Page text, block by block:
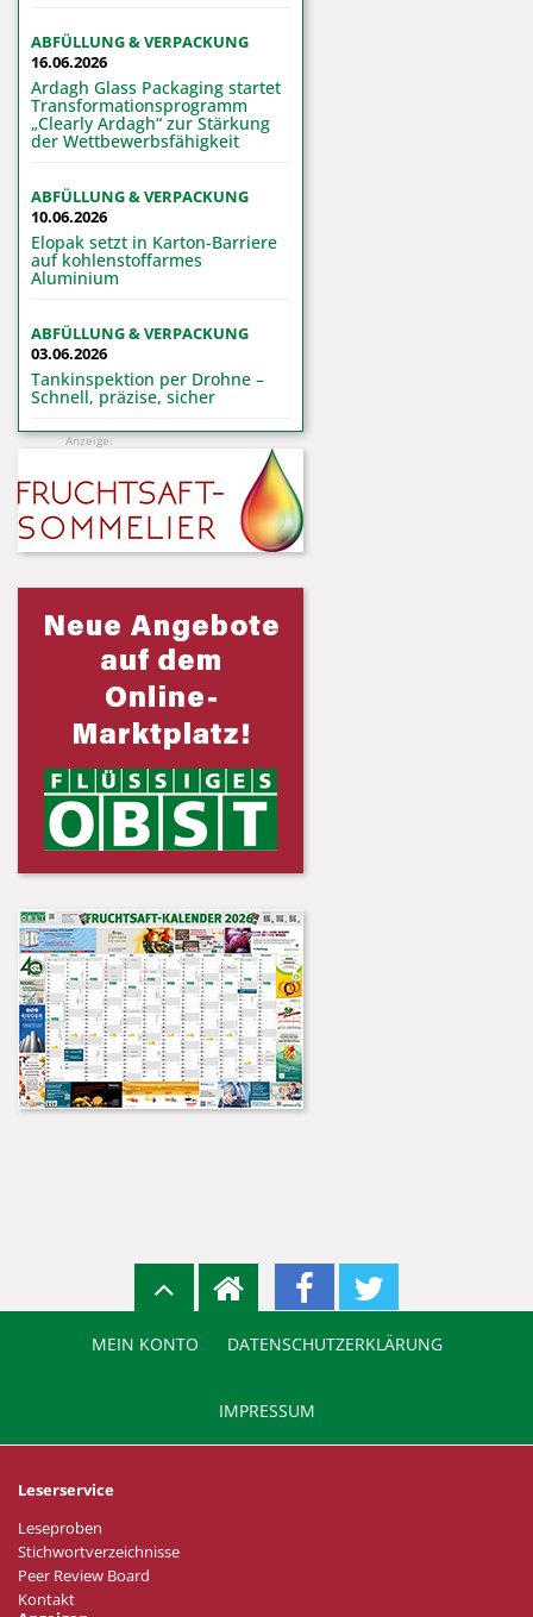
ABFÜLLUNG & VERPACKUNG
16.06.2026
Ardagh Glass Packaging startet
Transformationsprogramm
„Clearly Ardagh“ zur Stärkung
der Wettbewerbsfähigkeit
ABFÜLLUNG & VERPACKUNG
10.06.2026
Elopak setzt in Karton-Barriere
auf kohlenstoffarmes
Aluminium
ABFÜLLUNG & VERPACKUNG
03.06.2026
Tankinspektion per Drohne –
Schnell, präzise, sicher
Anzeige:
MEIN KONTO DATENSCHUTZERKLÄRUNG
IMPRESSUM
Leserservice
Leseproben
Stichwortverzeichnisse
Peer Review Board
Kontakt